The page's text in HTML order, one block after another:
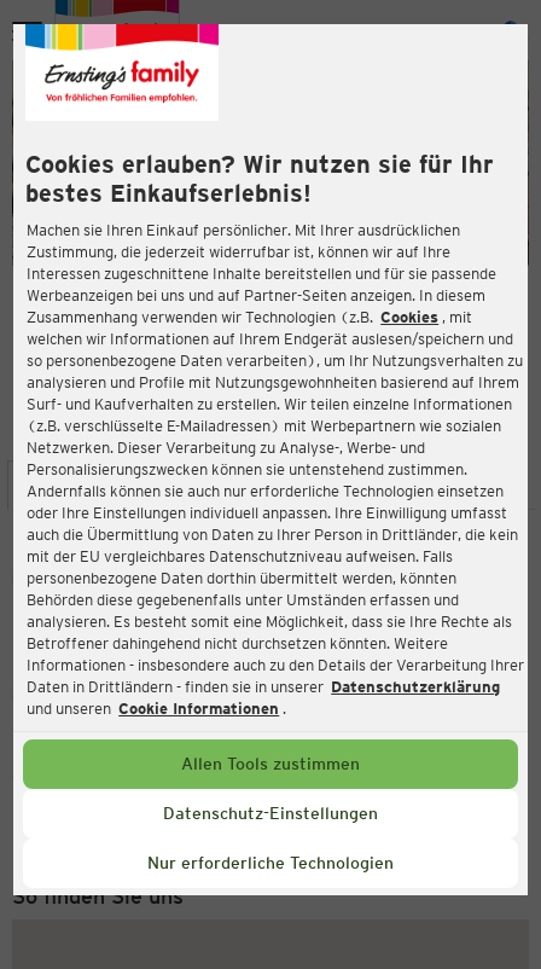
Cookies erlauben? Wir nutzen sie für Ihr
bestes Einkaufserlebnis!
Machen sie Ihren Einkauf persönlicher. Mit Ihrer ausdrücklichen
Zustimmung, die jederzeit widerrufbar ist, können wir auf Ihre
Interessen zugeschnittene Inhalte bereitstellen und für sie passende
Werbeanzeigen bei uns und auf Partner-Seiten anzeigen. In diesem
Zusammenhang verwenden wir Technologien (z.B. Cookies , mit
welchen wir Informationen auf Ihrem Endgerät auslesen/speichern und
so personenbezogene Daten verarbeiten), um Ihr Nutzungsverhalten zu
analysieren und Profile mit Nutzungsgewohnheiten basierend auf Ihrem
Surf- und Kaufverhalten zu erstellen. Wir teilen einzelne Informationen
(z.B. verschlüsselte E-Mailadressen) mit Werbepartnern wie sozialen
Netzwerken. Dieser Verarbeitung zu Analyse-, Werbe- und
Personalisierungszwecken können sie untenstehend zustimmen.
Andernfalls können sie auch nur erforderliche Technologien einsetzen
oder Ihre Einstellungen individuell anpassen. Ihre Einwilligung umfasst
auch die Übermittlung von Daten zu Ihrer Person in Drittländer, die kein
mit der EU vergleichbares Datenschutzniveau aufweisen. Falls
personenbezogene Daten dorthin übermittelt werden, könnten
Behörden diese gegebenenfalls unter Umständen erfassen und
analysieren. Es besteht somit eine Möglichkeit, dass sie Ihre Rechte als
Betroffener dahingehend nicht durchsetzen könnten. Weitere
Informationen - insbesondere auch zu den Details der Verarbeitung Ihrer
Daten in Drittländern - finden sie in unserer Datenschutzerklärung
und unseren Cookie Informationen .
Allen Tools zustimmen
Datenschutz-Einstellungen
Nur erforderliche Technologien
Menü
ERNSTING'S FAMILY FILIALE
Stadtweg 56
24837 Schleswig
4,3
Bewertung:
STANDORT SERVICES SORTIMENT AKTIONEN
Ernsting's family
Stadtweg 56, 24837 Schleswig
Aktuell:
Geschlossen
Service Hotline
+49 (0) 2546 / 98 999 98
So finden Sie uns